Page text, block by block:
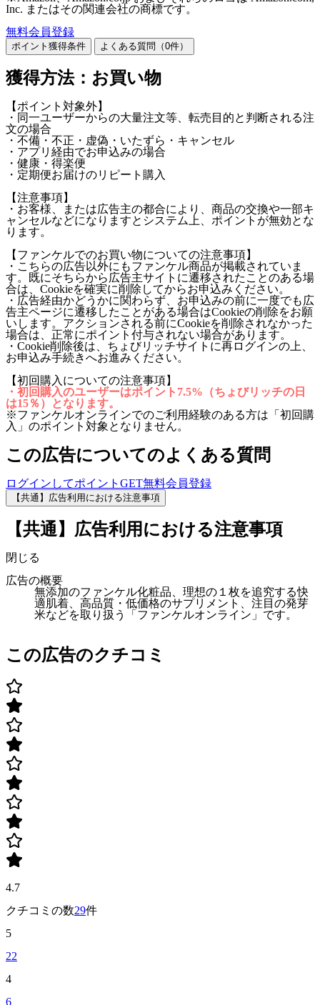
Inc. またはその関連会社の商標です。
無料会員登録
ポイント獲得条件 よくある質問（0件）
獲得方法：お買い物
【ポイント対象外】
・同一ユーザーからの大量注文等、転売目的と判断される注
文の場合
・不備・不正・虚偽・いたずら・キャンセル
・アプリ経由でお申込みの場合
・健康・得楽便
・定期便お届けのリピート購入
【注意事項】
・お客様、または広告主の都合により、商品の交換や一部キ
ャンセルなどになりますとシステム上、ポイントが無効とな
ります。
【ファンケルでのお買い物についての注意事項】
・こちらの広告以外にもファンケル商品が掲載されていま
す。既にそちらから広告主サイトに遷移されたことのある場
合は、Cookieを確実に削除してからお申込みください。
・広告経由かどうかに関わらず、お申込みの前に一度でも広
告主ページに遷移したことがある場合はCookieの削除をお願
いします。アクションされる前にCookieを削除されなかった
場合は、正常にポイント付与されない場合があります。
・Cookie削除後は、ちょびリッチサイトに再ログインの上、
お申込み手続きへお進みください。
【初回購入についての注意事項】
・初回購入のユーザーはポイント7.5%（ちょびリッチの日
は15％）となります。
※ファンケルオンラインでのご利用経験のある方は「初回購
入」のポイント対象となりません。
この広告についてのよくある質問
ログインしてポイントGET無料会員登録
【共通】広告利用における注意事項
【共通】広告利用における注意事項
閉じる
広告の概要
無添加のファンケル化粧品、理想の１枚を追究する快
適肌着、高品質・低価格のサプリメント、注目の発芽
米などを取り扱う「ファンケルオンライン」です。
この広告のクチコミ
4.7
クチコミの数29件
5
22
4
6